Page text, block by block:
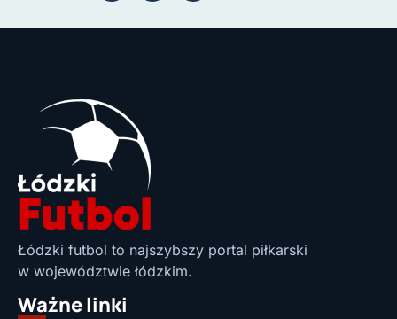
Łódzki futbol to najszybszy portal piłkarski
w województwie łódzkim.
Ważne linki